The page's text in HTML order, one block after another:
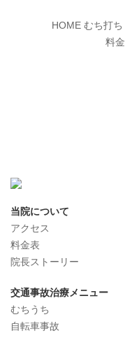
HOME むち打ち
料金
当院について
アクセス
料金表
院長ストーリー
交通事故治療メニュー
むちうち
自転車事故